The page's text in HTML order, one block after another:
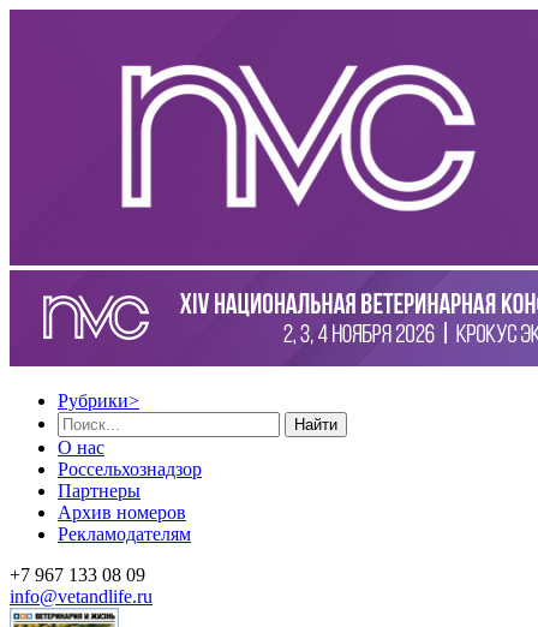
Рубрики>
Найти
О нас
Россельхознадзор
Партнеры
Архив номеров
Рекламодателям
+7 967 133 08 09
info@vetandlife.ru